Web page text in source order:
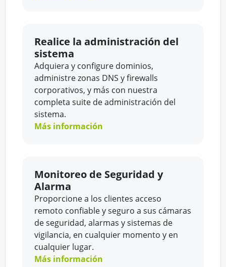
Realice la administración del
sistema
Adquiera y configure dominios,
administre zonas DNS y firewalls
corporativos, y más con nuestra
completa suite de administración del
sistema.
Más información
Monitoreo de Seguridad y
Alarma
Proporcione a los clientes acceso
remoto confiable y seguro a sus cámaras
de seguridad, alarmas y sistemas de
vigilancia, en cualquier momento y en
cualquier lugar.
Más información